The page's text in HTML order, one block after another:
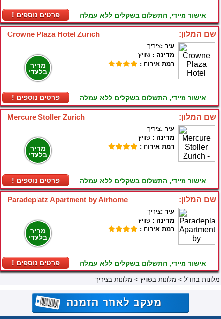
! פרטים נוספים אישור מיידי, התשלום בשקלים ללא עמלה
Crowne Plaza Hotel Zurich שם המלון:
מחיר
בלעדי
! פרטים נוספים
עיר :ציריך
מדינה : שוויץ
רמת אירוח :
אישור מיידי, התשלום בשקלים ללא עמלה
Mercure Stoller Zurich שם המלון:
מחיר
בלעדי
! פרטים נוספים
עיר :ציריך
מדינה : שוויץ
רמת אירוח :
אישור מיידי, התשלום בשקלים ללא עמלה
Paradeplatz Apartment by Airhome שם המלון:
מחיר
בלעדי
! פרטים נוספים
עיר :ציריך
מדינה : שוויץ
רמת אירוח :
אישור מיידי, התשלום בשקלים ללא עמלה
מלונות בחו"ל > מלונות בשוויץ > מלונות בציריך